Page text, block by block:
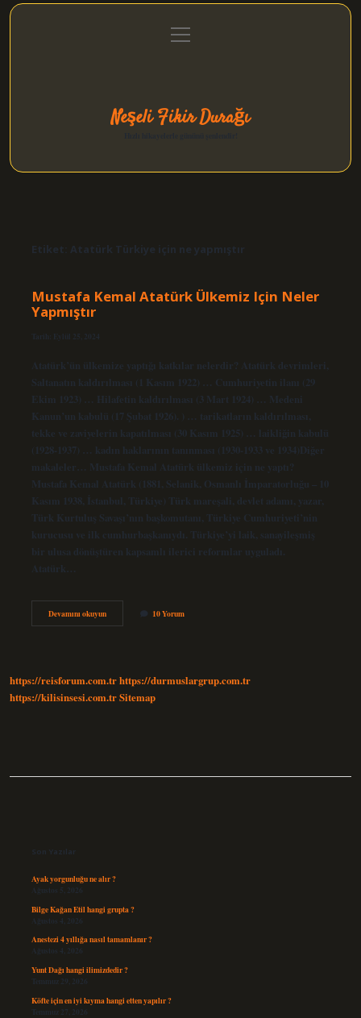
Gizlilik Politikası
menüyü
aç
Neşeli Fikir Durağı
Etiket: Atatürk Türkiye için ne yapmıştır
Mustafa Kemal Atatürk Ülkemiz Için Neler
Yapmıştır
Tarih: Eylül 25, 2024
Atatürk’ün ülkemize yaptığı katkılar nelerdir? Atatürk devrimleri,
Saltanatın kaldırılması (1 Kasım 1922) … Cumhuriyetin ilanı (29
Ekim 1923) … Hilafetin kaldırılması (3 Mart 1924) … Medeni
Kanun’un kabulü (17 Şubat 1926). ) … tarikatların kaldırılması,
tekke ve zaviyelerin kapatılması (30 Kasım 1925) … laikliğin kabulü
(1928-1937) … kadın haklarının tanınması (1930-1933 ve 1934)Diğer
makaleler… Mustafa Kemal Atatürk ülkemiz için ne yaptı?
Mustafa Kemal Atatürk (1881, Selanik, Osmanlı İmparatorluğu – 10
Kasım 1938, İstanbul, Türkiye) Türk mareşali, devlet adamı, yazar,
Türk Kurtuluş Savaşı’nın başkomutanı, Türkiye Cumhuriyeti’nin
kurucusu ve ilk cumhurbaşkanıydı. Türkiye’yi laik, sanayileşmiş
bir ulusa dönüştüren kapsamlı ilerici reformlar uyguladı.
Atatürk…
Devamını okuyunMustafa
Kemal
Yapmıştır
10 Yorum
https://reisforum.com.trhttps://durmuslargrup.com.tr
https://kilisinsesi.com.trSitemap
Son Yazılar
Ayak yorgunluğu ne alır ?
Ağustos 5, 2026
Bilge Kağan Etil hangi grupta ?
Ağustos 4, 2026
Anestezi 4 yıllığa nasıl tamamlanır ?
Ağustos 4, 2026
Yunt Dağı hangi ilimizdedir ?
Temmuz 29, 2026
Köfte için en iyi kıyma hangi etten yapılır ?
Temmuz 27, 2026